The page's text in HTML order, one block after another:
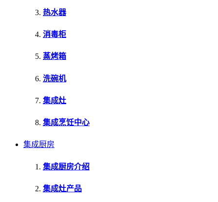
热水器
消毒柜
蒸烤箱
洗碗机
集成灶
集成烹饪中心
集成厨房
集成厨房介绍
集成灶产品